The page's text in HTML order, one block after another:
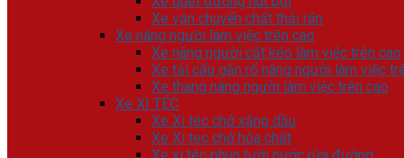
Xe vận chuyển chất thải rắn
Xe nâng người làm việc trên cao
Xe nâng người cắt kéo làm việc trên cao
Xe tải cẩu gắn rổ nâng người làm việc
Xe thang nâng người làm việc trên cao
Xe XI TÉC
Xe Xi téc chở xăng dầu
Xe Xi tec chở hóa chất